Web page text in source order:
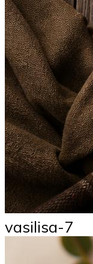
vasilisa-7